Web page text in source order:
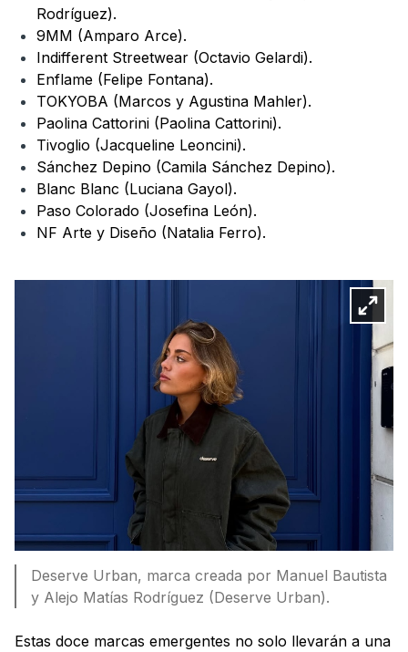
Rodríguez).
9MM (Amparo Arce).
Indifferent Streetwear (Octavio Gelardi).
Enflame (Felipe Fontana).
TOKYOBA (Marcos y Agustina Mahler).
Paolina Cattorini (Paolina Cattorini).
Tivoglio (Jacqueline Leoncini).
Sánchez Depino (Camila Sánchez Depino).
Blanc Blanc (Luciana Gayol).
Paso Colorado (Josefina León).
NF Arte y Diseño (Natalia Ferro).
Deserve Urban, marca creada por Manuel Bautista
y Alejo Matías Rodríguez (Deserve Urban).
Estas doce marcas emergentes no solo llevarán a una